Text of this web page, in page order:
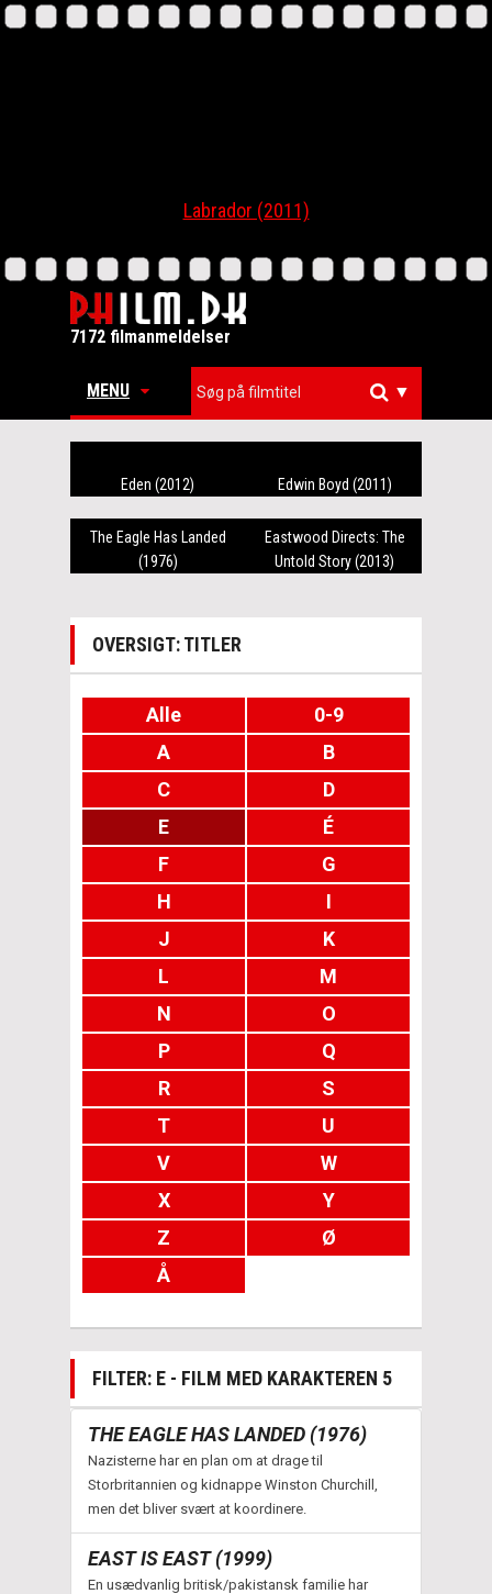
Labrador (2011)
7172 filmanmeldelser
MENU ▼
Eden (2012) Edwin Boyd (2011)
The Eagle Has Landed
(1976)
Eastwood Directs: The
Untold Story (2013)
OVERSIGT: TITLER
Alle
0-9
A
B
C
D
E
É
F
G
H
I
J
K
L
M
N
O
P
Q
R
S
T
U
V
W
X
Y
Z
Ø
Å
FILTER: E - FILM MED KARAKTEREN 5
THE EAGLE HAS LANDED (1976)
Nazisterne har en plan om at drage til
Storbritannien og kidnappe Winston Churchill,
men det bliver svært at koordinere.
EAST IS EAST (1999)
En usædvanlig britisk/pakistansk familie har